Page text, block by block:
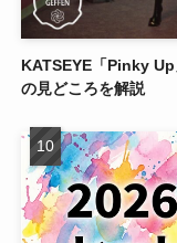
KATSEYE「Pinky
の見どころを解説